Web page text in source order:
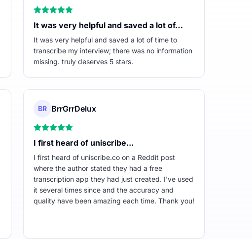
It was very helpful and saved a lot of…
It was very helpful and saved a lot of time to
transcribe my interview; there was no information
missing. truly deserves 5 stars.
BR BrrGrrDelux
I first heard of uniscribe...
I first heard of uniscribe.co on a Reddit post
where the author stated they had a free
transcription app they had just created. I've used
it several times since and the accuracy and
quality have been amazing each time. Thank you!